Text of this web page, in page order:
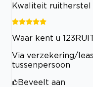
Kwaliteit ruitherstel
Waar kent u
Via verzekering/
tussenpersoon
Beveelt aan